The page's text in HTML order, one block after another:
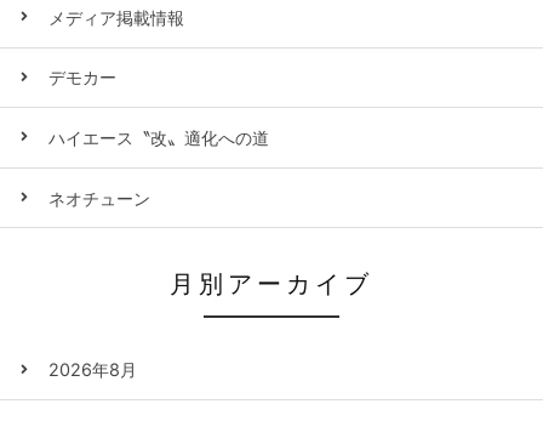
メディア掲載情報
デモカー
ハイエース〝改〟適化への道
ネオチューン
月別アーカイブ
2026年8月